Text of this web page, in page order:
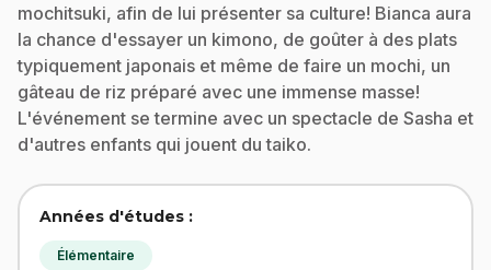
mochitsuki, afin de lui présenter sa culture! Bianca aura
la chance d'essayer un kimono, de goûter à des plats
typiquement japonais et même de faire un mochi, un
gâteau de riz préparé avec une immense masse!
L'événement se termine avec un spectacle de Sasha et
d'autres enfants qui jouent du taiko.
Années d'études :
Élémentaire